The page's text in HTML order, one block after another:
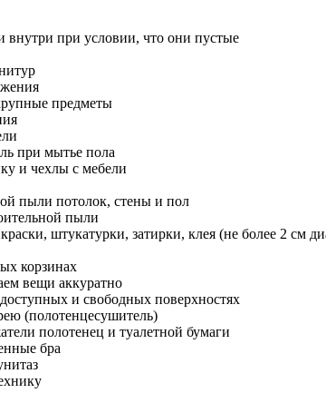
при условии, что они пустые
предметы
при мытье пола
и чехлы с мебели
пыли потолок, стены и пол
пыли
штукатурки, затирки, клея (не более 2 см
корзинах
вещи аккуратно
и свободных поверхностях
(полотенцесушитель)
полотенец и туалетной бумаги
бра